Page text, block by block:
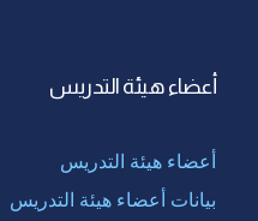
أعضاء هيئة التدريس
أعضاء هيئة التدريس
بيانات أعضاء هيئة التدريس